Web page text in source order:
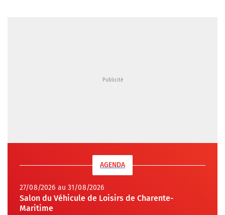
AGENDA
27/08/2026 au 31/08/2026
Salon du Véhicule de Loisirs de Charente-
Maritime